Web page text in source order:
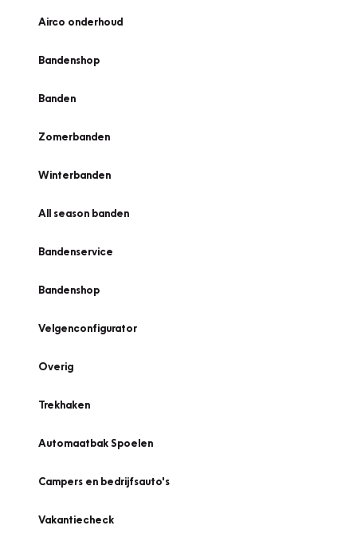
Airco onderhoud
Bandenshop
Banden
Zomerbanden
Winterbanden
All season banden
Bandenservice
Bandenshop
Velgenconfigurator
Overig
Trekhaken
Automaatbak Spoelen
Campers en bedrijfsauto's
Vakantiecheck